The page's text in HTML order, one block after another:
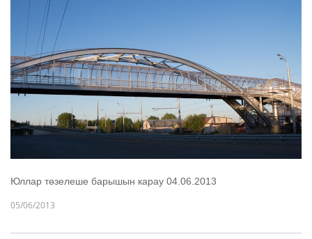
Юллар төзелеше барышын карау 04.06.2013
05/06/2013